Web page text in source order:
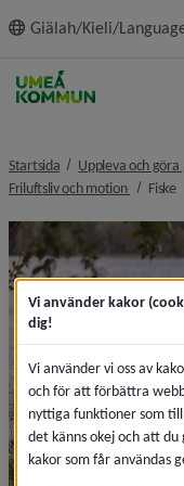
innehållet
Giälah/Kieli/
Startsida Uppleva och göra
Friluftsliv och motion nivå iFiske
Vi använder kakor
dig!
Vi använder vi oss av
och för att förbättra
nyttiga funktioner som
det känns okej och att
kakor som får användas